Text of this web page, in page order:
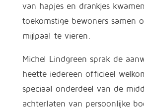
van hapjes en drankjes
toekomstige bewoners samen
mijlpaal te vieren.
Michel Lindgreen sprak de
heette iedereen officieel
speciaal onderdeel van de
achterlaten van persoonlijke